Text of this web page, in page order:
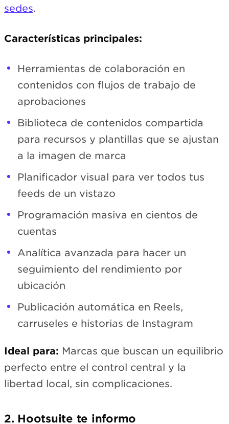
sedes.
Características principales:
Herramientas de colaboración en
contenidos con flujos de trabajo de
aprobaciones
Biblioteca de contenidos compartida
para recursos y plantillas que se ajustan
a la imagen de marca
Planificador visual para ver todos tus
feeds de un vistazo
Programación masiva en cientos de
cuentas
Analítica avanzada para hacer un
seguimiento del rendimiento por
ubicación
Publicación automática en Reels,
carruseles e historias de Instagram
Ideal para: Marcas que buscan un equilibrio
perfecto entre el control central y la
libertad local, sin complicaciones.
2. Hootsuite te informo